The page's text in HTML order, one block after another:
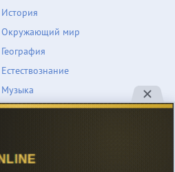
История
Окружающий мир
География
Естествознание
Музыка
ОБЖ